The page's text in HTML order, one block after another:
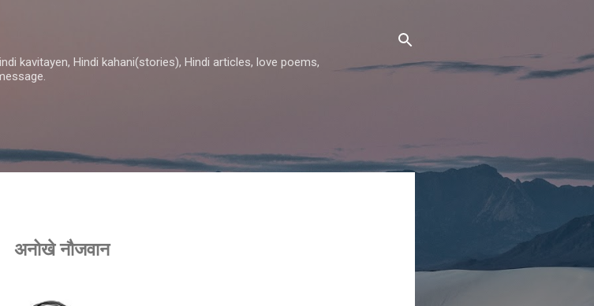
kavitayen, Hindi kahani(stories), Hindi articles, love poems,
अनोखे नौजवान